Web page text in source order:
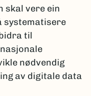
skal vere ein
systematisere
til
nødvendig
av digitale data